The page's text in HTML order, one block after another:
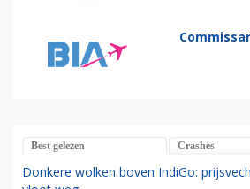
Best gelezen Crashes
Donkere wolken boven IndiGo: